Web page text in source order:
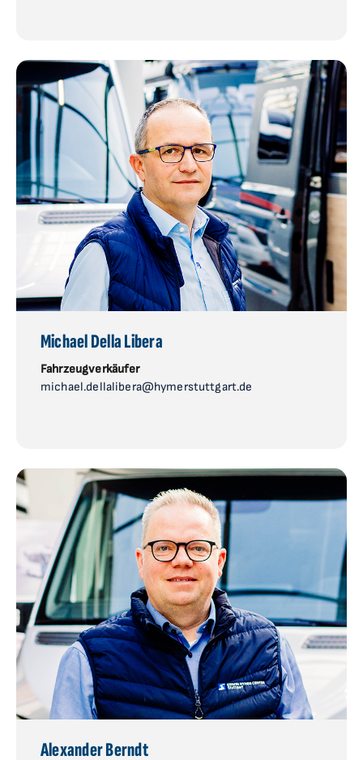
Michael Della Libera
Fahrzeugverkäufer
michael.dellalibera@hymerstuttgart.de
Alexander Berndt